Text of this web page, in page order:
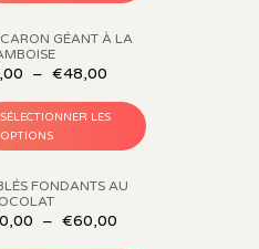
GÉANT À LA
– €48,00
SÉLECTIONNER LES
OPTIONS
FONDANTS AU
– €60,00